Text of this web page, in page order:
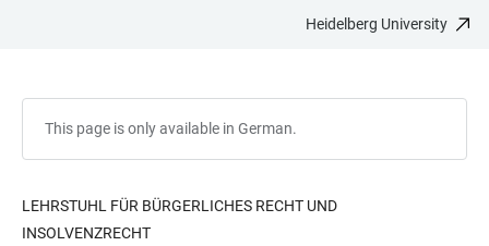
Heidelberg University
This page is only available in German.
LEHRSTUHL FÜR BÜRGERLICHES RECHT UND
INSOLVENZRECHT